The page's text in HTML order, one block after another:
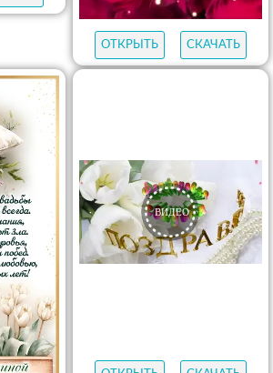
ОТКРЫТЬ СКАЧАТЬ